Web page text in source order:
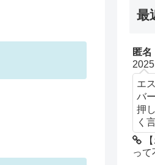
最
匿名
エ
バ
押
く
って